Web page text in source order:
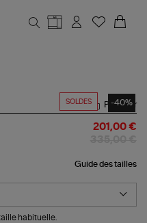
SOLDES -40%
Partager
201,00 €
Guide des tailles
habituelle.